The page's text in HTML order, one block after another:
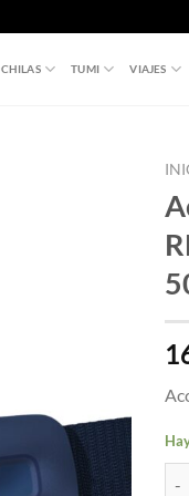
TUMI VIAJES